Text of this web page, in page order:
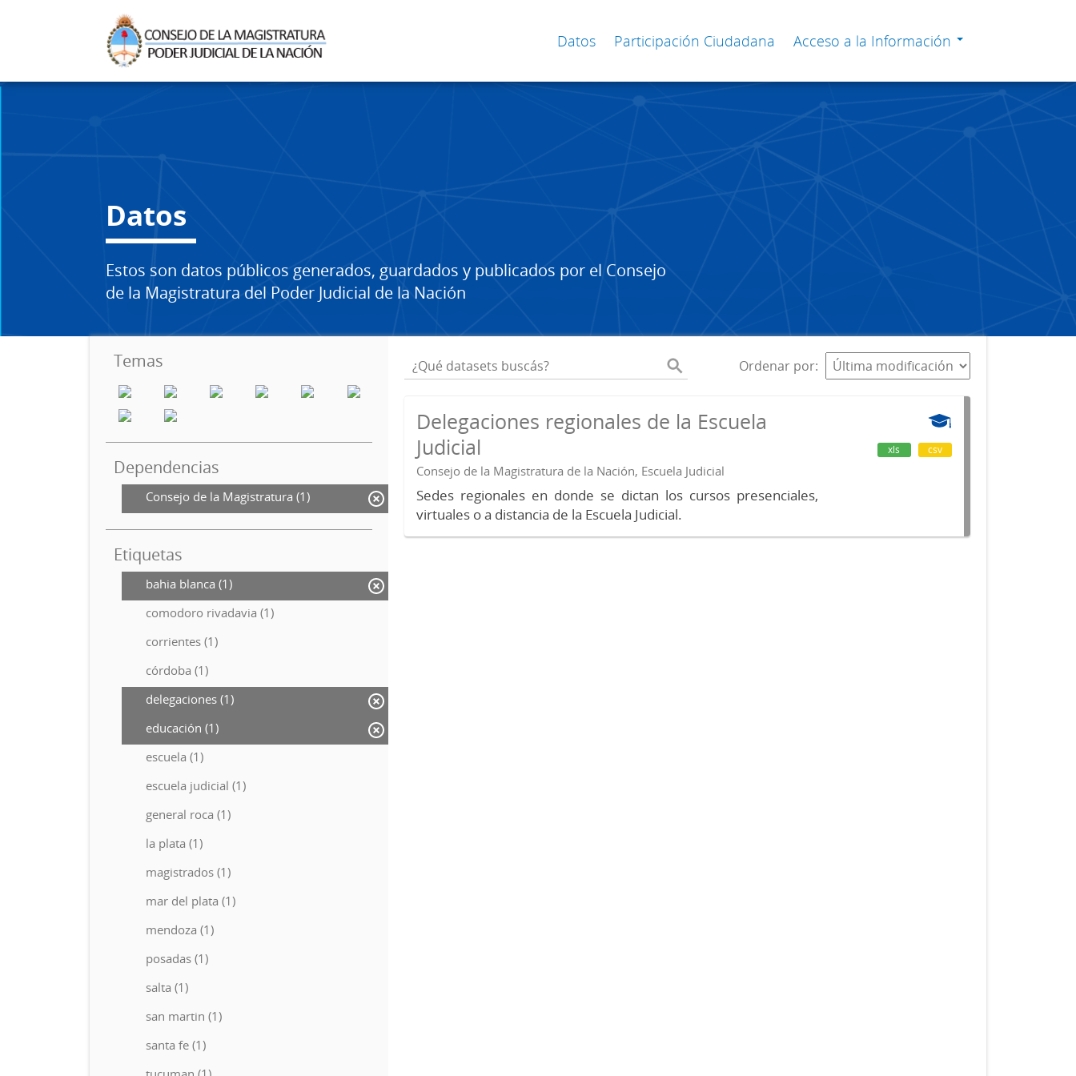
Datos Participación Ciudadana Acceso a la Información
Datos
Estos son datos públicos generados, guardados y publicados por el Consejo
de la Magistratura del Poder Judicial de la Nación
Temas
Dependencias
Consejo de la Magistratura (1)
Etiquetas
bahia blanca (1)
comodoro rivadavia (1)
corrientes (1)
córdoba (1)
delegaciones (1)
educación (1)
escuela (1)
escuela judicial (1)
general roca (1)
la plata (1)
magistrados (1)
mar del plata (1)
mendoza (1)
posadas (1)
salta (1)
san martin (1)
santa fe (1)
Ordenar por
Delegaciones regionales de la Escuela
Judicial
Consejo de la Magistratura de la Nación, Escuela Judicial
Sedes regionales en donde se dictan los cursos presenciales,
virtuales o a distancia de la Escuela Judicial.
xls csv